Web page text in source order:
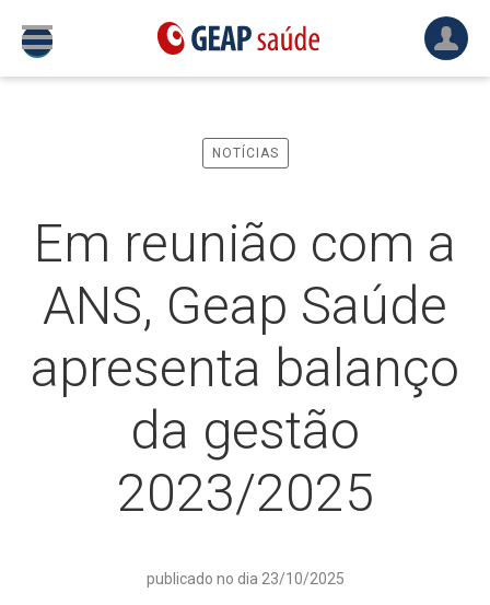
NOTÍCIAS
Em reunião com a
ANS, Geap Saúde
apresenta balanço
da gestão
2023/2025
publicado no dia 23/10/2025